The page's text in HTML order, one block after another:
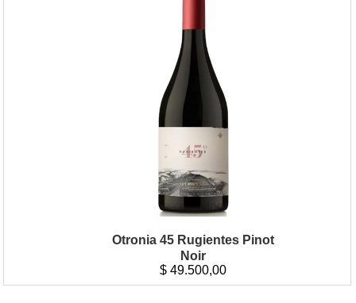
Otronia 45 Rugientes Pinot
Noir
$ 49.500,00